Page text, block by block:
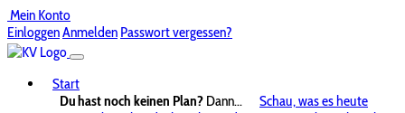
Mein Konto
EinloggenAnmelden Passwort vergessen?
Start
Du hast noch keinen Plan? Dann...
Schau, was es heute